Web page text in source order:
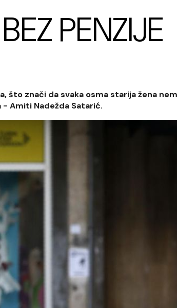
PENZIJE
što znači da svaka osma starija žena
Amiti Nadežda Satarić.